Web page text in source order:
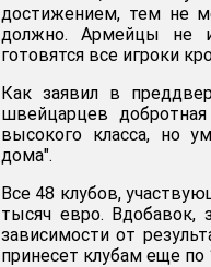
достижением, тем не
должно. Армейцы не
готовятся все игроки
Как заявил в
швейцарцев
высокого класса, но
дома".
Все 48 клубов,
тысяч евро.
зависимости от
принесет клубам еще по